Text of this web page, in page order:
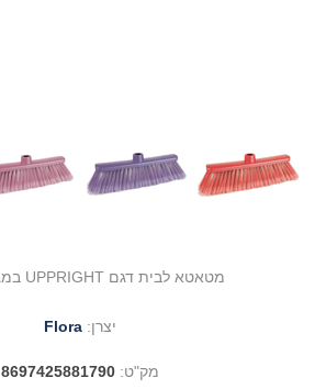
מטאטא לבית דגם UPPRIGHT במגוון צבעים
יצרן: Flora
מק"ט: 8697425881790